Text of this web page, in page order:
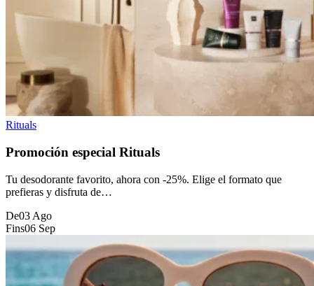
Rituals
Promoción especial Rituals
Tu desodorante favorito, ahora con -25%. Elige el formato que
prefieras y disfruta de…
De03 Ago
Fins06 Sep